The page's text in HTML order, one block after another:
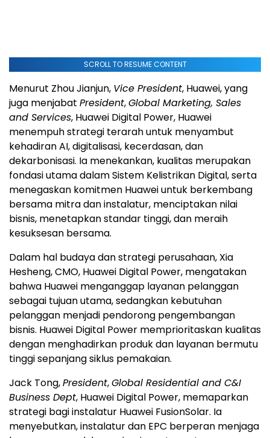
SCROLL TO RESUME CONTENT
Menurut Zhou Jianjun, Vice President, Huawei, yang
juga menjabat President,Global Marketing, Sales
and Services, Huawei Digital Power, Huawei
menempuh strategi terarah untuk menyambut
kehadiran AI, digitalisasi, kecerdasan, dan
dekarbonisasi. Ia menekankan, kualitas merupakan
fondasi utama dalam Sistem Kelistrikan Digital, serta
menegaskan komitmen Huawei untuk berkembang
bersama mitra dan instalatur, menciptakan nilai
bisnis, menetapkan standar tinggi, dan meraih
kesuksesan bersama.
Dalam hal budaya dan strategi perusahaan, Xia
Hesheng, CMO, Huawei Digital Power, mengatakan
bahwa Huawei menganggap layanan pelanggan
sebagai tujuan utama, sedangkan kebutuhan
pelanggan menjadi pendorong pengembangan
bisnis. Huawei Digital Power memprioritaskan kualitas
dengan menghadirkan produk dan layanan bermutu
tinggi sepanjang siklus pemakaian.
Jack Tong,President,Global Residential and C&I
Business Dept, Huawei Digital Power, memaparkan
strategi bagi instalatur Huawei FusionSolar. Ia
menyebutkan, instalatur dan EPC berperan menjaga